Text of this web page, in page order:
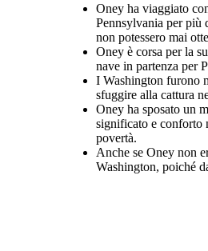
Oney ha viaggiato
Pennsylvania per più
non potessero mai
Oney è corsa per la
nave in partenza per
I Washington furono
sfuggire alla cattura
Oney ha sposato un
significato e conforto
povertà.
Anche se Oney non
Washington, poiché